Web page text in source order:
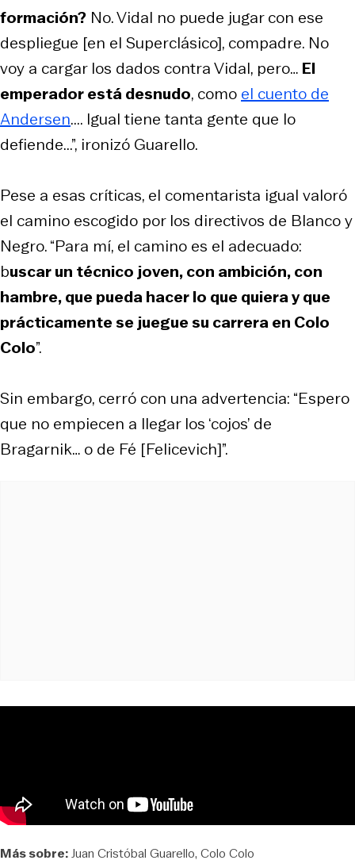
formación? No. Vidal no puede jugar con ese
despliegue [en el Superclásico], compadre. No
voy a cargar los dados contra Vidal, pero… El
emperador está desnudo, como el cuento de
Andersen.... Igual tiene tanta gente que lo
defiende...”, ironizó Guarello.
Pese a esas críticas, el comentarista igual valoró
el camino escogido por los directivos de Blanco y
Negro. “Para mí, el camino es el adecuado:
buscar un técnico joven, con ambición, con
hambre, que pueda hacer lo que quiera y que
prácticamente se juegue su carrera en Colo
Colo”.
Sin embargo, cerró con una advertencia: “Espero
que no empiecen a llegar los ‘cojos’ de
Bragarnik… o de Fé [Felicevich]”.
Más sobre:Juan Cristóbal Guarello Colo Colo